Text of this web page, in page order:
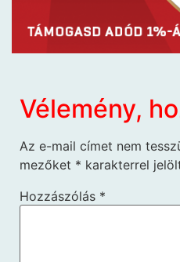
Vélemény,
Az e-mail címet nem
mezőket * karakterrel
Hozzászólás *